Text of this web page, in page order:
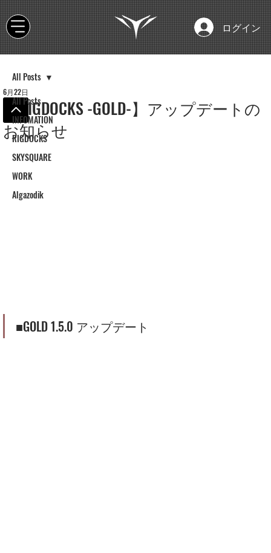
ログイン
All Posts
INFOMATION
RIGDOCKS
SKYSQUARE
WORK
Algazodik
All Posts
【RIGDOCKS -GOLD-】アップデートの
お知らせ
6月22日
■GOLD 1.5.0 アップデート